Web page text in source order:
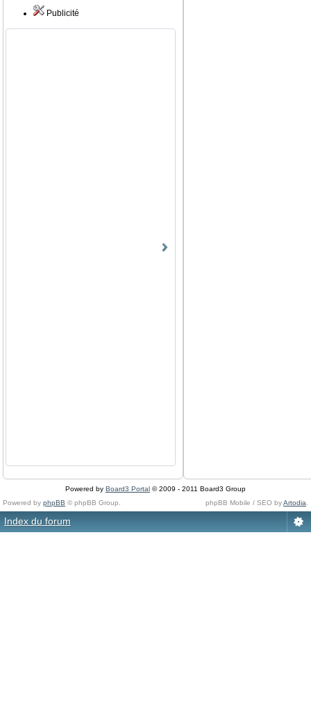
Publicité
Powered by Board3 Portal © 2009 - 2011 Board3 Group
Powered by phpBB © phpBB Group. phpBB Mobile / SEO byArtodia
Index du forum